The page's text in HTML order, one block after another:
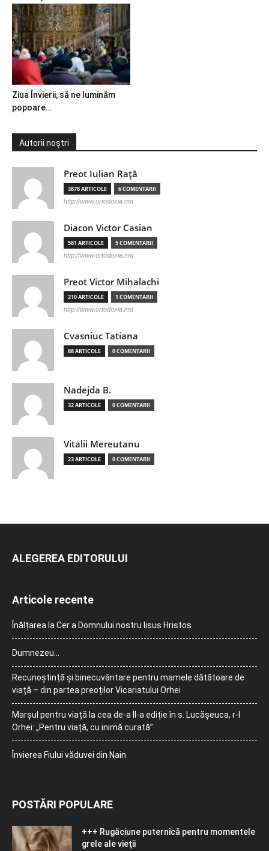
Ziua Învierii, să ne luminăm
popoare…
Autorii noștri
Preot Iulian Raţă
3878 ARTICOLE 6 COMENTARII
http://www.ortodoxia.md
Diacon Victor Casian
581 ARTICOLE 5 COMENTARII
http://www.ortodoxia.md
Preot Victor Mihalachi
210 ARTICOLE 1 COMENTARII
http://www.ortodoxia.md
Cvasniuc Tatiana
88 ARTICOLE 0 COMENTARII
Nadejda B.
32 ARTICOLE 0 COMENTARII
Vitalii Mereutanu
23 ARTICOLE 0 COMENTARII
ALEGEREA EDITORULUI
Articole recente
Înălțarea la Cer a Domnului nostru Iisus Hristos
Dumnezeu…
Recunoștință și binecuvântare pentru mamele dătătoare de
viață – din partea preoților Vicariatului Orhei
Marșul pentru viață la cea de-a II-a ediție în s. Lucășeuca, r-l
Orhei: „Pentru viață, cu inimă curată”
Învierea Fiului văduvei din Nain
POSTĂRI POPULARE
+++ Rugăciune puternică pentru momentele
grele ale vieţii